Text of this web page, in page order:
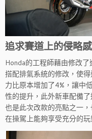
追求賽道上的侵略感
Honda的工程師藉由修改
搭配排氣系統的修改，使
力比原本增加了4%，讓中
性的提升，此外新車配備
也是此次改款的亮點之一
在操駕上能夠享受充分的